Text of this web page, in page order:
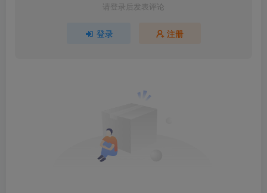
请登录后发表评论
登录 注册